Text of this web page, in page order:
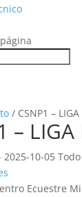
/ CSNP1 – LIGA
– LIGA
2025-10-05
Ecuestre